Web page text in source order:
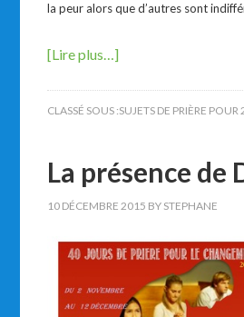
la peur alors que d’autres sont
[Lire plus…]
CLASSÉ SOUS :SUJETS DE PRIÈRE POUR
La présence de
10 DÉCEMBRE 2015 BY STEPHANE